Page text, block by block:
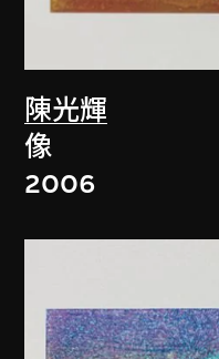
陳光輝
像
2006